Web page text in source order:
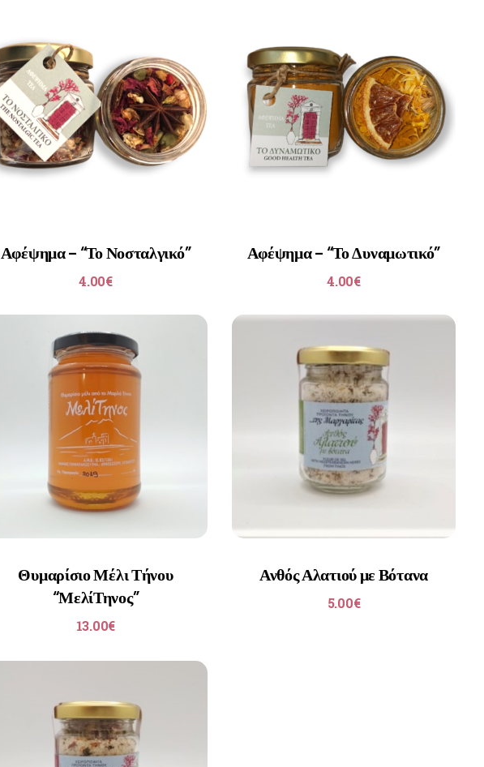
Αφέψημα – “Το Νοσταλγικό”
4.00€
Αφέψημα – “Το Δυναμωτικό”
4.00€
Θυμαρίσιο Μέλι Τήνου
“ΜελίΤηνος”
13.00€
Ανθός Αλατιού με Βότανα
5.00€